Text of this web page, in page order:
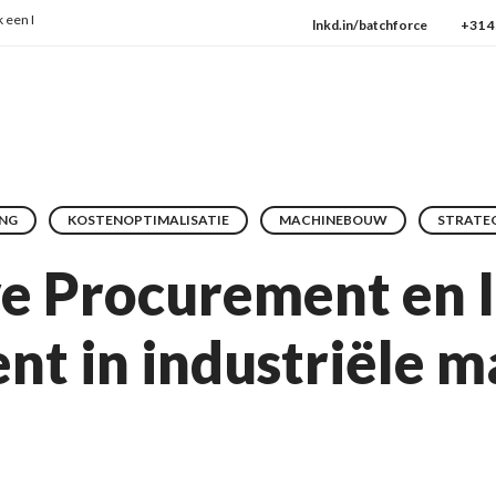
lnkd.in/batchforce +31
KOSTENOPTIMALISATIE MACHINEBOUW
Procurement en
in industriële